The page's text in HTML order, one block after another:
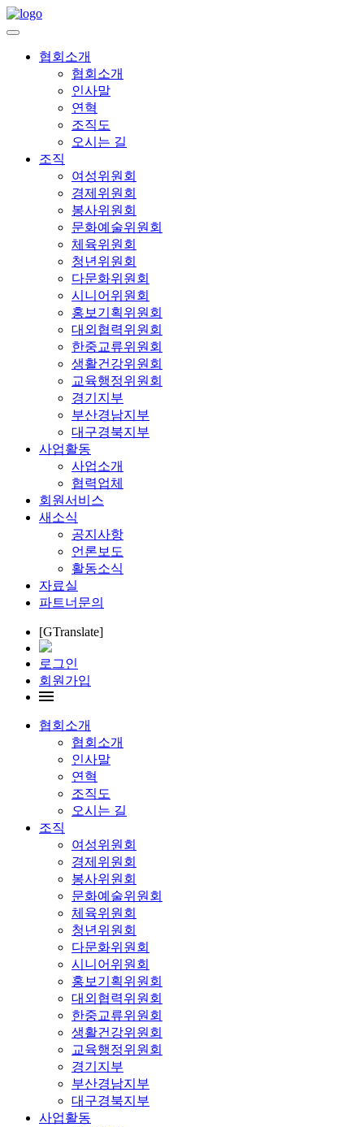
협회소개
협회소개
인사말
연혁
조직도
오시는 길
조직
여성위원회
경제위원회
봉사위원회
문화예술위원회
체육위원회
청년위원회
다문화위원회
시니어위원회
홍보기획위원회
대외협력위원회
한중교류위원회
생활건강위원회
교육행정위원회
경기지부
부산경남지부
대구경북지부
사업활동
사업소개
협력업체
회원서비스
새소식
공지사항
언론보도
활동소식
자료실
파트너문의
[GTranslate]
로그인
회원가입
협회소개
협회소개
인사말
연혁
조직도
오시는 길
조직
여성위원회
경제위원회
봉사위원회
문화예술위원회
체육위원회
청년위원회
다문화위원회
시니어위원회
홍보기획위원회
대외협력위원회
한중교류위원회
생활건강위원회
교육행정위원회
경기지부
부산경남지부
대구경북지부
사업활동